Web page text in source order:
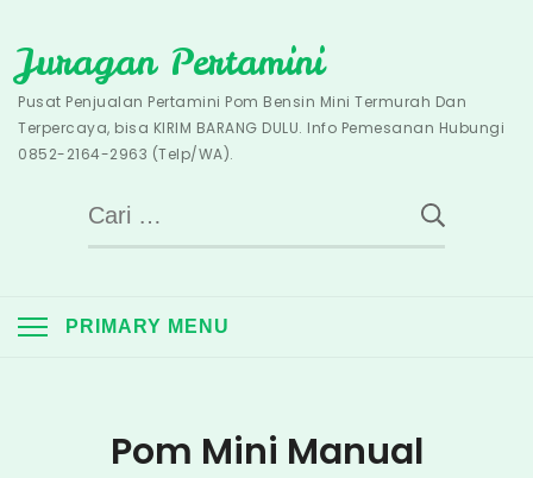
to
content
Juragan Pertamini
Pusat Penjualan Pertamini Pom Bensin Mini Termurah Dan
Terpercaya, bisa KIRIM BARANG DULU. Info Pemesanan Hubungi
0852-2164-2963 (Telp/WA).
Cari
untuk:
PRIMARY MENU
Pom Mini Manual